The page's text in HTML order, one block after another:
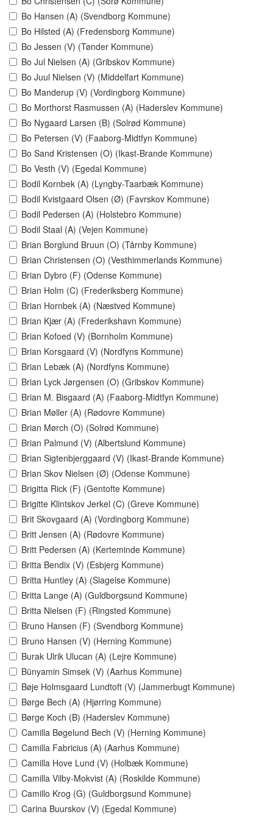
Bo Hansen (A) (Svendborg Kommune)
Bo Hilsted (A) (Fredensborg Kommune)
Bo Jessen (V) (Tønder Kommune)
Bo Jul Nielsen (A) (Gribskov Kommune)
Bo Juul Nielsen (V) (Middelfart Kommune)
Bo Manderup (V) (Vordingborg Kommune)
Bo Morthorst Rasmussen (A) (Haderslev Kommune)
Bo Nygaard Larsen (B) (Solrød Kommune)
Bo Petersen (V) (Faaborg-Midtfyn Kommune)
Bo Sand Kristensen (O) (Ikast-Brande Kommune)
Bo Vesth (V) (Egedal Kommune)
Bodil Kornbek (A) (Lyngby-Taarbæk Kommune)
Bodil Kvistgaard Olsen (Ø) (Favrskov Kommune)
Bodil Pedersen (A) (Holstebro Kommune)
Bodil Staal (A) (Vejen Kommune)
Brian Borglund Bruun (O) (Tårnby Kommune)
Brian Christensen (O) (Vesthimmerlands Kommune)
Brian Dybro (F) (Odense Kommune)
Brian Holm (C) (Frederiksberg Kommune)
Brian Hornbek (A) (Næstved Kommune)
Brian Kjær (A) (Frederikshavn Kommune)
Brian Kofoed (V) (Bornholm Kommune)
Brian Korsgaard (V) (Nordfyns Kommune)
Brian Lebæk (A) (Nordfyns Kommune)
Brian Lyck Jørgensen (O) (Gribskov Kommune)
Brian M. Bisgaard (A) (Faaborg-Midtfyn Kommune)
Brian Møller (A) (Rødovre Kommune)
Brian Mørch (O) (Solrød Kommune)
Brian Palmund (V) (Albertslund Kommune)
Brian Sigtenbjerggaard (V) (Ikast-Brande Kommune)
Brian Skov Nielsen (Ø) (Odense Kommune)
Brigitta Rick (F) (Gentofte Kommune)
Brigitte Klintskov Jerkel (C) (Greve Kommune)
Brit Skovgaard (A) (Vordingborg Kommune)
Britt Jensen (A) (Rødovre Kommune)
Britt Pedersen (A) (Kerteminde Kommune)
Britta Bendix (V) (Esbjerg Kommune)
Britta Huntley (A) (Slagelse Kommune)
Britta Lange (A) (Guldborgsund Kommune)
Britta Nielsen (F) (Ringsted Kommune)
Bruno Hansen (F) (Svendborg Kommune)
Bruno Hansen (V) (Herning Kommune)
Burak Ulrik Ulucan (A) (Lejre Kommune)
Bünyamin Simsek (V) (Aarhus Kommune)
Bøje Holmsgaard Lundtoft (V) (Jammerbugt Kommune)
Børge Bech (A) (Hjørring Kommune)
Børge Koch (B) (Haderslev Kommune)
Camilla Bøgelund Bech (V) (Herning Kommune)
Camilla Fabricius (A) (Aarhus Kommune)
Camilla Hove Lund (V) (Holbæk Kommune)
Camilla Vilby-Mokvist (A) (Roskilde Kommune)
Camillo Krog (G) (Guldborgsund Kommune)
Carina Buurskov (V) (Egedal Kommune)